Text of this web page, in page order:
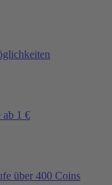
ab 1 €
über 400 Coins